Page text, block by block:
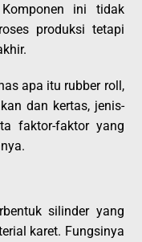
ini tidak
produksi tetapi
apa itu rubber roll,
dan kertas, jenis-
faktor-faktor yang
silinder yang
karet. Fungsinya